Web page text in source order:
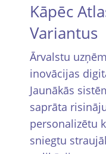
Kāpēc
Variantus
Ārvalstu
inovācijas
Jaunākās
saprāta
personalizētu
sniegtu